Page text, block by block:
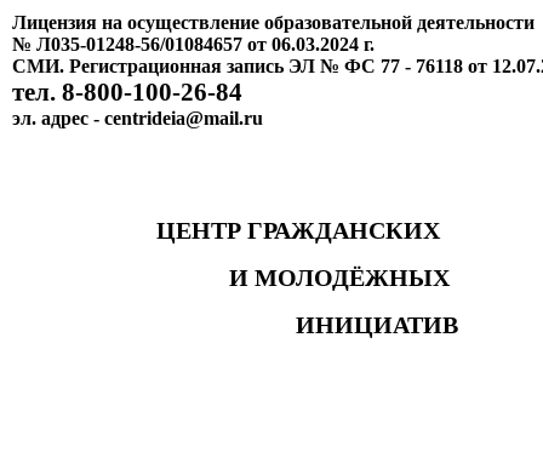
Лицензия на осуществление образовательной деятельности
№ Л035-01248-56/01084657 от 06.03.2024 г.
СМИ. Регистрационная запись ЭЛ № ФС 77 - 76118 от
тел. 8-800-100-26-84
эл. адрес - centrideia@mail.ru
ЦЕНТР ГРАЖДАНСКИХ
И МОЛОДЁЖНЫХ
ИНИЦИАТИВ